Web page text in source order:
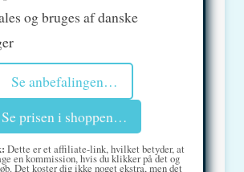
og bruges af danske
Se anbefalingen…
Se prisen i shoppen…
Dette er et affiliate-link, hvilket betyder, at
en kommission, hvis du klikker på det og
Det koster dig ikke noget ekstra, men det